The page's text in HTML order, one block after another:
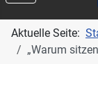
Aktuelle Seite:
„Warum